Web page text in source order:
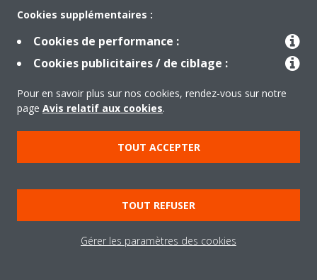
Produits
Solutions
À propos de Daikin
Cookies supplémentaires :
Cookies de performance :
Cookies publicitaires / de ciblage :
Pour en savoir plus sur nos cookies, rendez-vous sur notre
page Avis relatif aux cookies.
TOUT ACCEPTER
TOUT REFUSER
Gérer les paramètres des cookies